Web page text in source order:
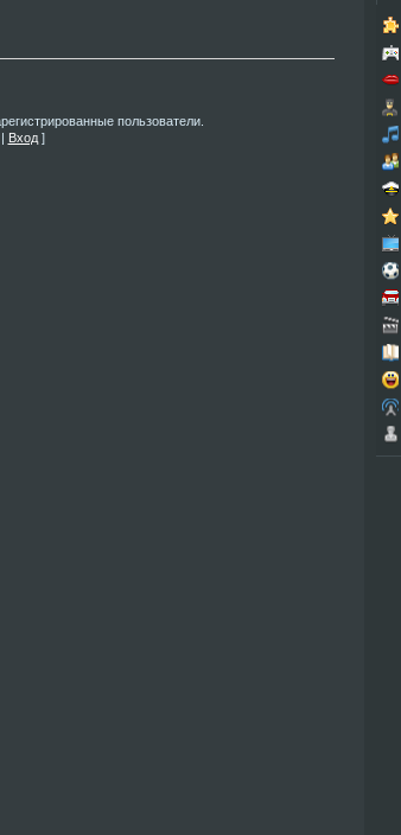
пользователи.
Вход]